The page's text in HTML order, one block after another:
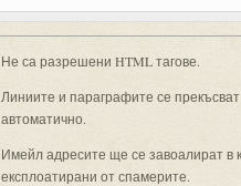
Не са разрешени HTML тагове.
Линиите и параграфите се прекъсват
автоматично.
Имейл адресите ще се завоалират в
експлоатирани от спамерите.